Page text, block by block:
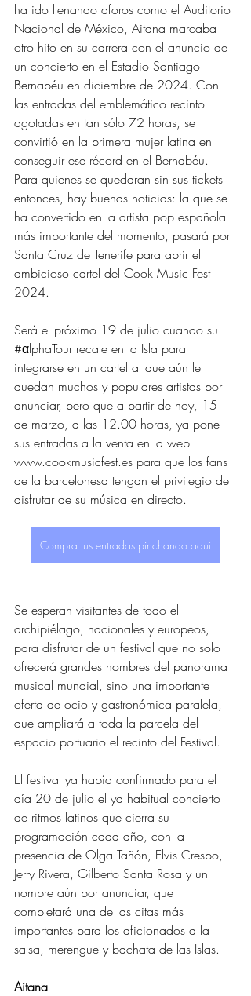
ha ido llenando aforos como el Auditorio
Nacional de México, Aitana marcaba
otro hito en su carrera con el anuncio de
un concierto en el Estadio Santiago
Bernabéu en diciembre de 2024. Con
las entradas del emblemático recinto
agotadas en tan sólo 72 horas, se
convirtió en la primera mujer latina en
conseguir ese récord en el Bernabéu.
Para quienes se quedaran sin sus tickets
entonces, hay buenas noticias: la que se
ha convertido en la artista pop española
más importante del momento, pasará por
Santa Cruz de Tenerife para abrir el
ambicioso cartel del Cook Music Fest
2024.
Será el próximo 19 de julio cuando su
#αlphaTour recale en la Isla para
integrarse en un cartel al que aún le
quedan muchos y populares artistas por
anunciar, pero que a partir de hoy, 15
de marzo, a las 12.00 horas, ya pone
sus entradas a la venta en la web
www.cookmusicfest.es para que los fans
de la barcelonesa tengan el privilegio de
disfrutar de su música en directo.
Compra tus entradas pinchando aquí
Se esperan visitantes de todo el
archipiélago, nacionales y europeos,
para disfrutar de un festival que no solo
ofrecerá grandes nombres del panorama
musical mundial, sino una importante
oferta de ocio y gastronómica paralela,
que ampliará a toda la parcela del
espacio portuario el recinto del Festival.
El festival ya había confirmado para el
día 20 de julio el ya habitual concierto
de ritmos latinos que cierra su
programación cada año, con la
presencia de Olga Tañón, Elvis Crespo,
Jerry Rivera, Gilberto Santa Rosa y un
nombre aún por anunciar, que
completará una de las citas más
importantes para los aficionados a la
salsa, merengue y bachata de las Islas.
Aitana